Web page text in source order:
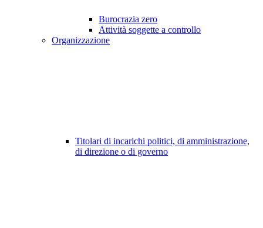
Burocrazia zero
Attività soggette a controllo
Organizzazione
Titolari di incarichi politici, di amministrazione,
di direzione o di governo